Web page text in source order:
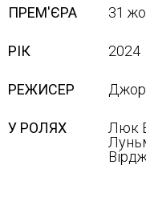
ПРЕМ'ЄРА 31
РІК 2024
РЕЖИСЕР
У РОЛЯХ
Люк